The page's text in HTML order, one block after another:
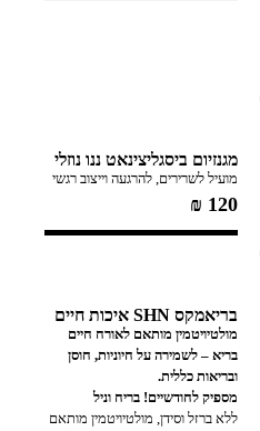
מגנזיום ביסגליצינאט ננו נוזלי
מועיל לשרירים, להרגעה וייצוב רגשי
₪ 120
בריאמקס SHN איכות חיים
מולטיויטמין מותאם לאורח חיים
בריא – לשמירה על חיוניות, חוסן
ובריאות כללית.
מספיק לחודשיים! בריח וניל
ללא ברזל וסידן, מולטיויטמין מותאם